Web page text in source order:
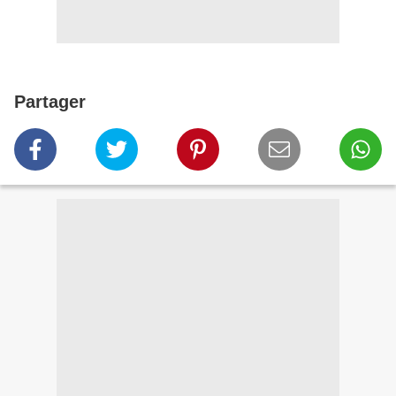
Partager